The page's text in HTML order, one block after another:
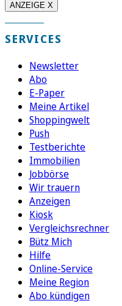
ANZEIGE X
SERVICES
Newsletter
Abo
E-Paper
Meine Artikel
Shoppingwelt
Push
Testberichte
Immobilien
Jobbörse
Wir trauern
Anzeigen
Kiosk
Vergleichsrechner
Bütz Mich
Hilfe
Online-Service
Meine Region
Abo kündigen